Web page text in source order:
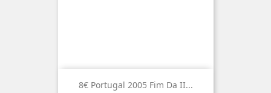
8€ Portugal 2005 Fim Da II...